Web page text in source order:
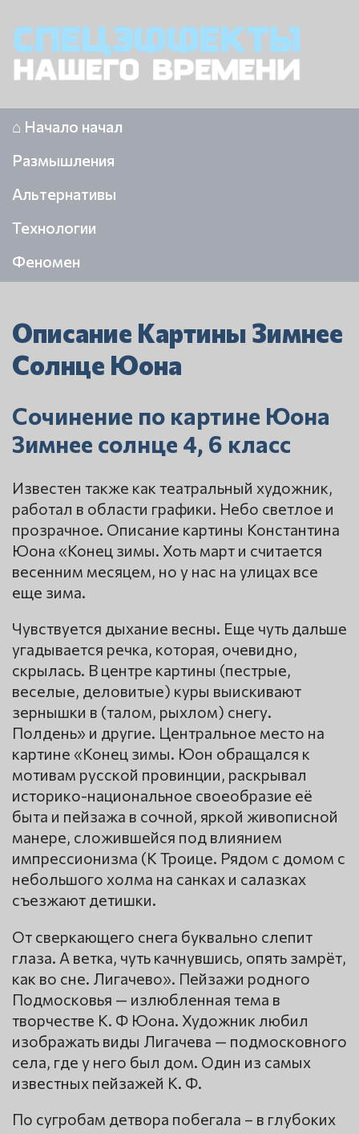
⌂ Начало начал
Размышления
Альтернативы
Технологии
Феномен
Описание Картины Зимнее
Солнце Юона
Сочинение по картине Юона
Зимнее солнце 4, 6 класс
Известен также как театральный художник,
работал в области графики. Небо светлое и
прозрачное. Описание картины Константина
Юона «Конец зимы. Хоть март и считается
весенним месяцем, но у нас на улицах все
еще зима.
Чувствуется дыхание весны. Еще чуть дальше
угадывается речка, которая, очевидно,
скрылась. В центре картины (пестрые,
веселые, деловитые) куры выискивают
зернышки в (талом, рыхлом) снегу.
Полдень» и другие. Центральное место на
картине «Конец зимы. Юон обращался к
мотивам русской провинции, раскрывал
историко-национальное своеобразие её
быта и пейзажа в сочной, яркой живописной
манере, сложившейся под влиянием
импрессионизма (К Троице. Рядом с домом с
небольшого холма на санках и салазках
съезжают детишки.
От сверкающего снега буквально слепит
глаза. А ветка, чуть качнувшись, опять замрёт,
как во сне. Лигачево». Пейзажи родного
Подмосковья — излюбленная тема в
творчестве К. Ф Юона. Художник любил
изображать виды Лигачева — подмосковного
села, где у него был дом. Один из самых
известных пейзажей К. Ф.
По сугробам детвора побегала – в глубоких